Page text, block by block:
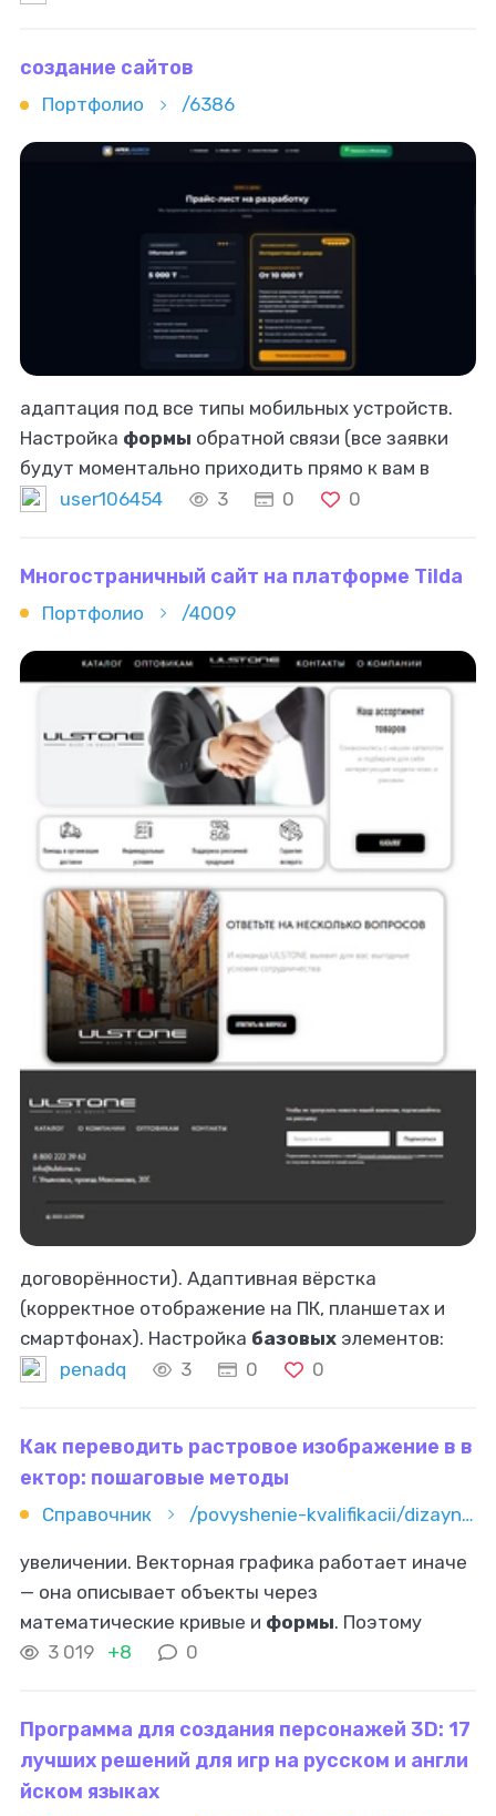
создание сайтов
Портфолио /6386
адаптация под все типы мобильных устройств.
Настройка формы обратной связи (все заявки
будут моментально приходить прямо к вам в
мессенджеры). Интеграция базовых
user106454 3 0 0
Многостраничный сайт на платформе Tilda
Портфолио /4009
договорённости). Адаптивная вёрстка
(корректное отображение на ПК, планшетах и
смартфонах). Настройка базовых элементов:
формыобратной связи; кнопки действий; ссылки
penadq 3 0 0
Как переводить растровое изображение в в
ектор: пошаговые методы
Справочник /povyshenie-kvalifikacii/dizayn/vektornaya-grafika/kak-perevodit-rastrovoe-izobrajenie-v-vektor-poshagovye-metody
увеличении. Векторная графика работает иначе
— она описывает объекты через
математические кривые и формы. Поэтому
качество остаётся идеальным при любом
3 019 +8 0
Программа для создания персонажей 3D: 17
лучших решений для игр на русском и англи
йском языках